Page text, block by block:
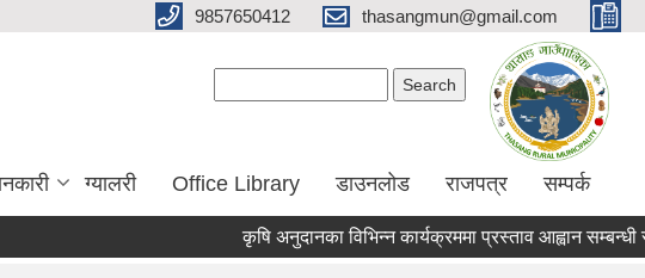
9857650412 thasangmun@gmail.com
ग्यालरी Office Library डाउनलोड राजपत्र सम्पर्क
कृषि अनुदानका विभिन्न कार्यक्रममा प्रस्ताव आह्वान सम्बन्धी